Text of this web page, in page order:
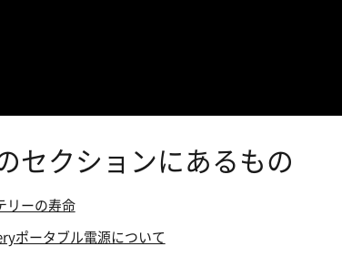
セクションにあるもの
リーの寿命
ポータブル電源について